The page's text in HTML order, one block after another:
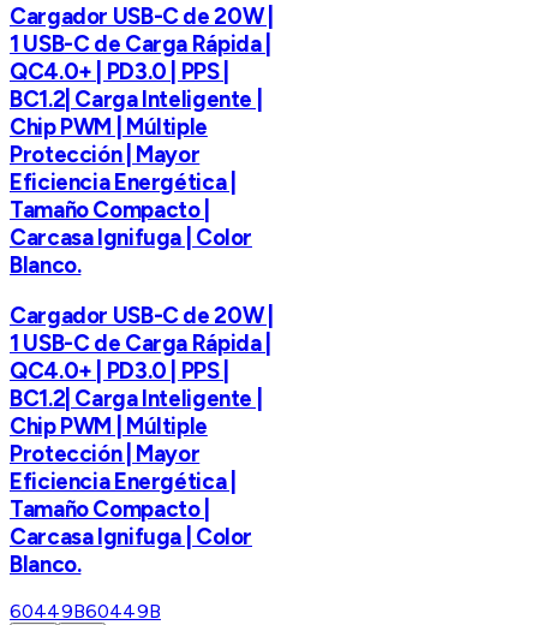
Cargador USB-C de 20W |
1 USB-C de Carga Rápida |
QC4.0+ | PD3.0 | PPS |
BC1.2| Carga Inteligente |
Chip PWM | Múltiple
Protección | Mayor
Eficiencia Energética |
Tamaño Compacto |
Carcasa Ignifuga | Color
Blanco.
Cargador USB-C de 20W |
1 USB-C de Carga Rápida |
QC4.0+ | PD3.0 | PPS |
BC1.2| Carga Inteligente |
Chip PWM | Múltiple
Protección | Mayor
Eficiencia Energética |
Tamaño Compacto |
Carcasa Ignifuga | Color
Blanco.
60449B60449B